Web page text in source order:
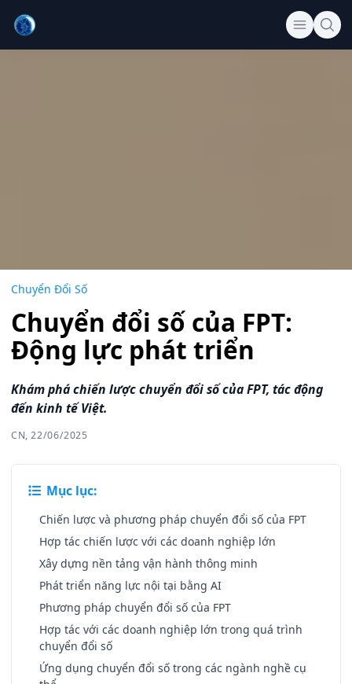
Chuyển Đổi Số
Chuyển đổi số của FPT:
Động lực phát triển
Khám phá chiến lược chuyển đổi số của FPT, tác động
đến kinh tế Việt.
CN, 22/06/2025
Mục lục:
Chiến lược và phương pháp chuyển đổi số của FPT
Hợp tác chiến lược với các doanh nghiệp lớn
Xây dựng nền tảng vận hành thông minh
Phát triển năng lực nội tại bằng AI
Phương pháp chuyển đổi số của FPT
Hợp tác với các doanh nghiệp lớn trong quá trình
chuyển đổi số
Ứng dụng chuyển đổi số trong các ngành nghề cụ